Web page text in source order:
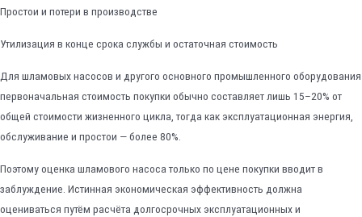
Простои и потери в производстве
Утилизация в конце срока службы и остаточная стоимость
Для шламовых насосов и другого основного промышленного оборудования
первоначальная стоимость покупки обычно составляет лишь 15–20% от
общей стоимости жизненного цикла, тогда как эксплуатационная энергия,
обслуживание и простои — более 80%.
Поэтому оценка шламового насоса только по цене покупки вводит в
заблуждение. Истинная экономическая эффективность должна
оцениваться путём расчёта долгосрочных эксплуатационных и